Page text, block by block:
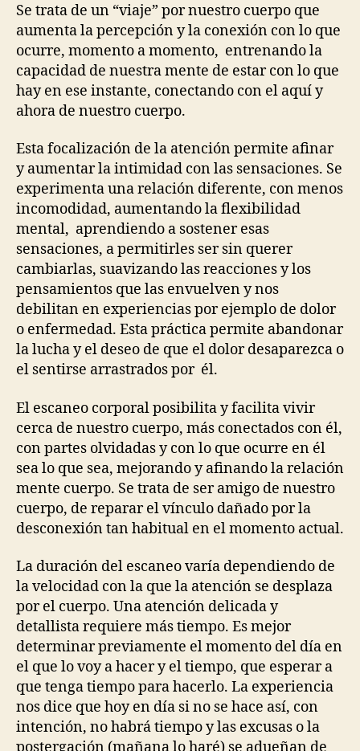
Se trata de un “viaje” por nuestro cuerpo que
aumenta la percepción y la conexión con lo que
ocurre, momento a momento, entrenando la
capacidad de nuestra mente de estar con lo que
hay en ese instante, conectando con el aquí y
ahora de nuestro cuerpo.
Esta focalización de la atención permite afinar
y aumentar la intimidad con las sensaciones. Se
experimenta una relación diferente, con menos
incomodidad, aumentando la flexibilidad
mental, aprendiendo a sostener esas
sensaciones, a permitirles ser sin querer
cambiarlas, suavizando las reacciones y los
pensamientos que las envuelven y nos
debilitan en experiencias por ejemplo de dolor
o enfermedad. Esta práctica permite abandonar
la lucha y el deseo de que el dolor desaparezca o
el sentirse arrastrados por él.
El escaneo corporal posibilita y facilita vivir
cerca de nuestro cuerpo, más conectados con él,
con partes olvidadas y con lo que ocurre en él
sea lo que sea, mejorando y afinando la relación
mente cuerpo. Se trata de ser amigo de nuestro
cuerpo, de reparar el vínculo dañado por la
desconexión tan habitual en el momento actual.
La duración del escaneo varía dependiendo de
la velocidad con la que la atención se desplaza
por el cuerpo. Una atención delicada y
detallista requiere más tiempo. Es mejor
determinar previamente el momento del día en
el que lo voy a hacer y el tiempo, que esperar a
que tenga tiempo para hacerlo. La experiencia
nos dice que hoy en día si no se hace así, con
intención, no habrá tiempo y las excusas o la